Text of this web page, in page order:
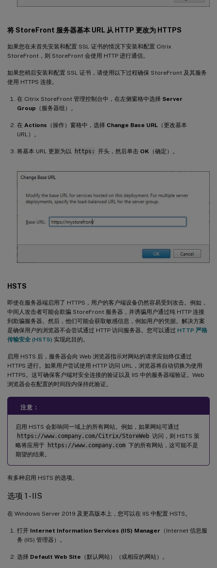
将 StoreFront 服务器基本 URL 从 HTTP 更改为 HTTPS
如果您在未首先安装和配置 SSL 证书的情况下安装和配置 Citrix
StoreFront，则 StoreFront 会使用 HTTP 进行通信。
如果您稍后安装和配置 SSL 证书，请使用以下过程确保 StoreFront 及其服务
使用 HTTPS 连接。
在 Citrix StoreFront 管理控制台中，在左侧窗格中选择 Server
Group （服务器组）。
在 Actions （操作）窗格中，选择 Change Base URL （更改基本
URL）。
将基本 URL 更新为以 https: 开头，然后单击 OK （确定）。
HSTS
即使在服务器端启用了 HTTPS，用户的客户端设备仍然容易受到攻击。例如，
中间人攻击者可能会欺骗 StoreFront 服务器，并诱骗用户通过纯 HTTP 连接
到欺骗服务器。然后，他们可能会获取敏感信息，例如用户的凭据。解决方案
是确保用户的浏览器不会尝试通过 HTTP 访问服务器。您可以通过 HTTP 严格
传输安全 (HSTS) 实现此目的。
启用 HSTS 后，服务器会向 Web 浏览器指示对网站的请求应始终仅通过
HTTPS 进行。如果用户尝试使用 HTTP 访问 URL，浏览器将自动切换为使用
HTTPS。这可确保客户端对安全连接的验证以及 IIS 中的服务器端验证。Web
浏览器会在配置的时间段内保持此验证。
注意：
启用 HSTS 会影响同一域上的所有网站。例如，如果网站可通过
https://www.company.com/Citrix/StoreWeb 访问，则 HSTS 策
略将应用于 https://www.company.com 下的所有网站，这可能不是
期望的结果。
有多种启用 HSTS 的选项。
选项 1 - IIS
在 Windows Server 2019 及更高版本上，您可以在 IIS 中配置 HSTS。
打开 Internet Information Services (IIS) Manager （Internet 信息服
务 (IIS) 管理器）。
选择 Default Web Site （默认网站）（或相应的网站）。